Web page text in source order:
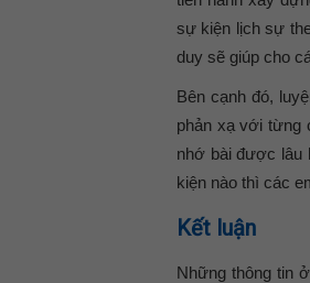
sự kiện lịch sự
duy sẽ giúp cho
Bên cạnh đó,
phản xạ với từng
nhớ bài được lâu
kiện nào thì các
Kết luận
Những thông tin